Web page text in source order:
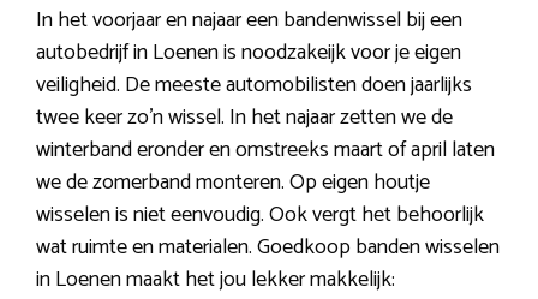
In het voorjaar en najaar een bandenwissel bij een
autobedrijf in Loenen is noodzakeijk voor je eigen
veiligheid. De meeste automobilisten doen jaarlijks
twee keer zo’n wissel. In het najaar zetten we de
winterband eronder en omstreeks maart of april laten
we de zomerband monteren. Op eigen houtje
wisselen is niet eenvoudig. Ook vergt het behoorlijk
wat ruimte en materialen. Goedkoop banden wisselen
in Loenen maakt het jou lekker makkelijk: